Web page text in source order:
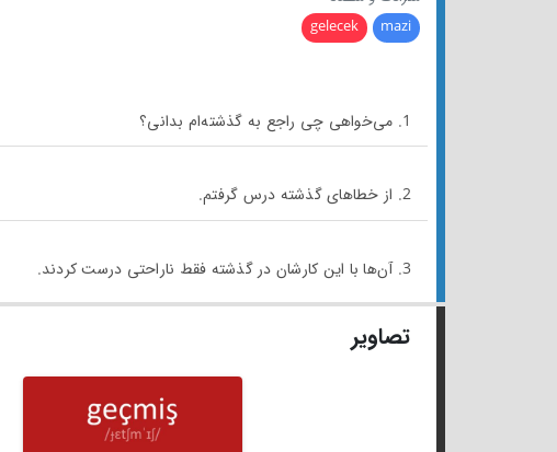
mazi
gelecek
1. می‌خواهی چی راجع به گذشته‌ام بدانی؟
2. از خطاهای گذشته درس گرفتم.
3. آن‌ها با این کارشان در گذشته فقط ناراحتی درست کردند.
تصاویر